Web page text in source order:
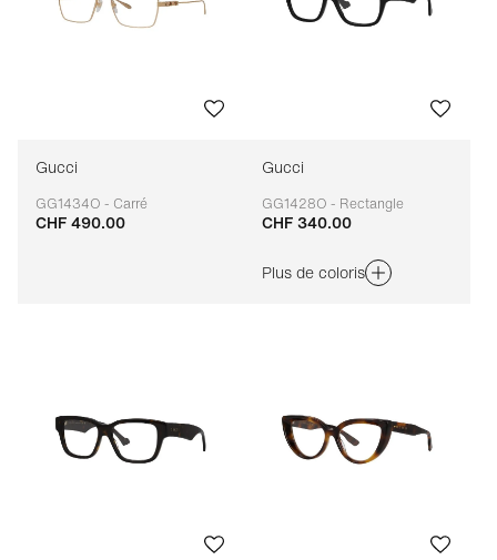
Gucci
GG1434O - Carré
Adaptable
CHF 490.00
Gucci
GG1428O - Rectangle
Adaptable
CHF 340.00
Plus de coloris